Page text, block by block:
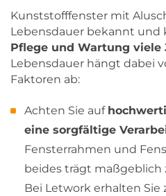
Kunststofffenster mit
Lebensdauer bekannt und
Pflege und Wartung viele
Lebensdauer hängt dabei
Faktoren ab:
Achten Sie auf
eine sorgfältige
Fensterrahmen und
beides trägt maßgeblich
Bei Letwork erhalten Sie